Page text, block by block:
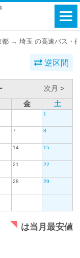
都 → 埼玉 の高速バス・
逆区間
次月 >
金 土
1
7 8
14 15
21 22
28 29
は当月最安値